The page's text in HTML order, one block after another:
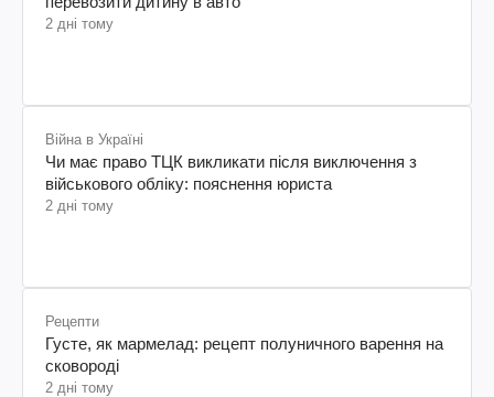
2 дні тому
Війна в Україні
Чи має право ТЦК викликати після виключення з
військового обліку: пояснення юриста
2 дні тому
Рецепти
Густе, як мармелад: рецепт полуничного варення на
сковороді
2 дні тому